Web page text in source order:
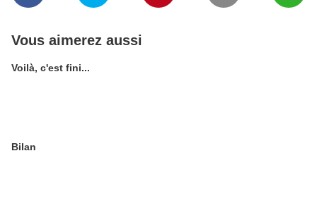
Vous aimerez aussi
Voilà, c'est fini...
Bilan